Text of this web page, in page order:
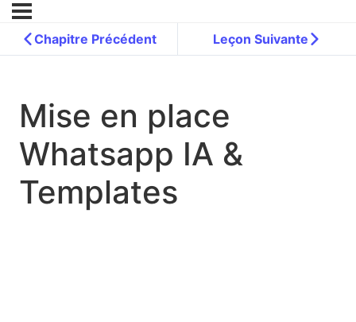
Chapitre Précédent Leçon Suivante
Mise en place
Whatsapp IA &
Templates